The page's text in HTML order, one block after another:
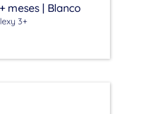
meses | Blanco
3+